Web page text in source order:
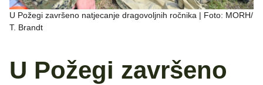
U Požegi završeno natjecanje dragovoljnih ročnika | Foto: MORH/
T. Brandt
U Požegi završeno